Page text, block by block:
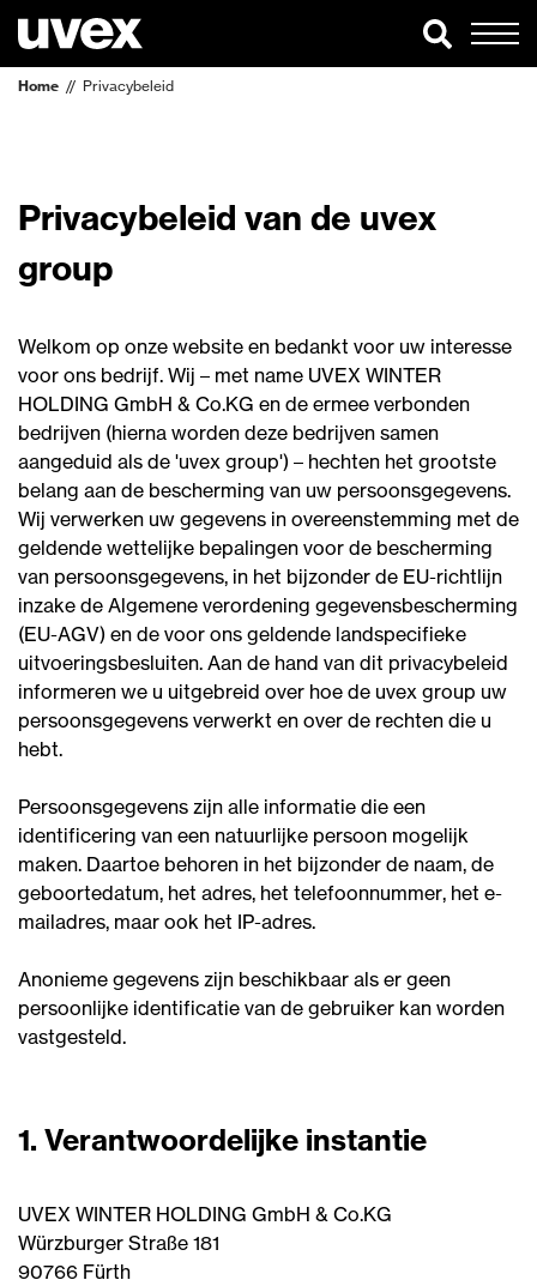
Home Privacybeleid
Privacybeleid van de uvex
group
Welkom op onze website en bedankt voor uw interesse
voor ons bedrijf. Wij – met name UVEX WINTER
HOLDING GmbH & Co.KG en de ermee verbonden
bedrijven (hierna worden deze bedrijven samen
aangeduid als de 'uvex group') – hechten het grootste
belang aan de bescherming van uw persoonsgegevens.
Wij verwerken uw gegevens in overeenstemming met de
geldende wettelijke bepalingen voor de bescherming
van persoonsgegevens, in het bijzonder de EU-richtlijn
inzake de Algemene verordening gegevensbescherming
(EU-AGV) en de voor ons geldende landspecifieke
uitvoeringsbesluiten. Aan de hand van dit privacybeleid
informeren we u uitgebreid over hoe de uvex group uw
persoonsgegevens verwerkt en over de rechten die u
hebt.
Persoonsgegevens zijn alle informatie die een
identificering van een natuurlijke persoon mogelijk
maken. Daartoe behoren in het bijzonder de naam, de
geboortedatum, het adres, het telefoonnummer, het e-
mailadres, maar ook het IP-adres.
Anonieme gegevens zijn beschikbaar als er geen
persoonlijke identificatie van de gebruiker kan worden
vastgesteld.
1. Verantwoordelijke instantie
UVEX WINTER HOLDING GmbH & Co.KG
Würzburger Straße 181
90766 Fürth